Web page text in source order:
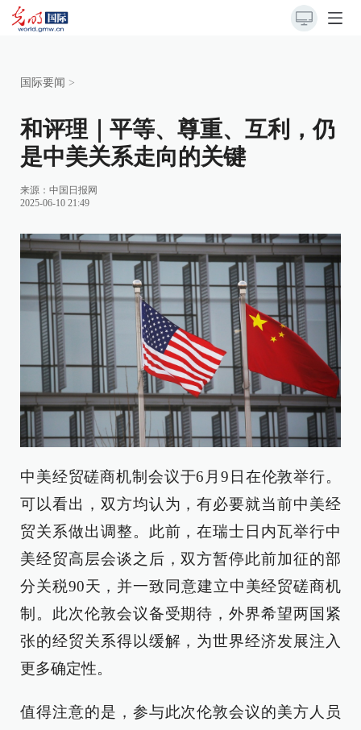
国际要闻 >
和评理｜平等、尊重、互利，仍
是中美关系走向的关键
来源： 中国日报网
2025-06-10 21:49
中美经贸磋商机制会议于6月9日在伦敦举行。
可以看出，双方均认为，有必要就当前中美经
贸关系做出调整。此前，在瑞士日内瓦举行中
美经贸高层会谈之后，双方暂停此前加征的部
分关税90天，并一致同意建立中美经贸磋商机
制。此次伦敦会议备受期待，外界希望两国紧
张的经贸关系得以缓解，为世界经济发展注入
更多确定性。
值得注意的是，参与此次伦敦会议的美方人员